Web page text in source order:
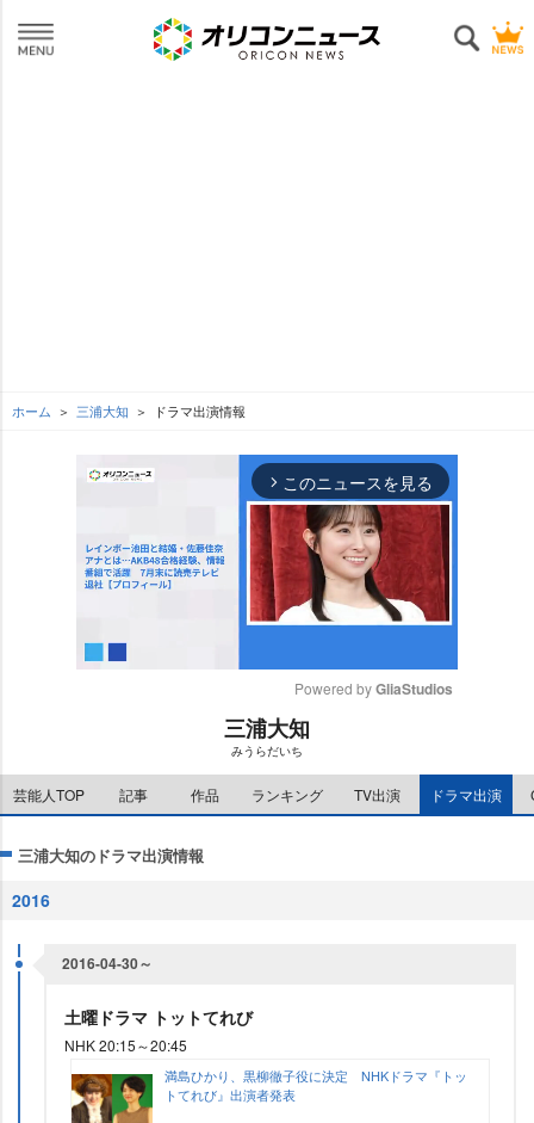
ホーム 三浦大知 ドラマ出演情報
arrow_forward_ios このニュースを見る
e
Powered by GliaStudios
三浦大知
みうらだいち
芸能人TOP 記事 作品 ランキング TV出演 ドラマ出演
三浦大知のドラマ出演情報
2016
2016-04-30～
土曜ドラマ トットてれび
NHK 20:15～20:45
満島ひかり、黒柳徹子役に決定 NHKドラマ『トッ
トてれび』出演者発表